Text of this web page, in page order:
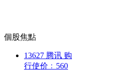
個股焦點
13627 腾讯 购
行使价 ﹕ 560